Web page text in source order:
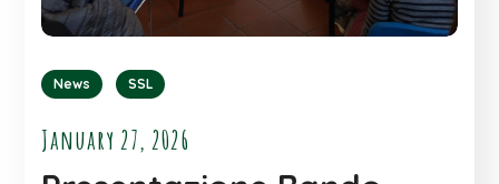
News SSL
January 27, 2026